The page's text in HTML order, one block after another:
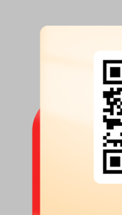
2026年07月01日披
部分股份解除质押及再质押的公